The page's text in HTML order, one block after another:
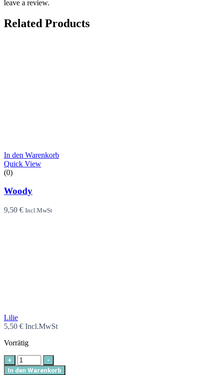
leave a review.
Related Products
In den Warenkorb
Quick View
(0)
Woody
9,50 € Incl.MwSt
Lilie
5,50 € Incl.MwSt
Vorrätig
+
-
In den Warenkorb